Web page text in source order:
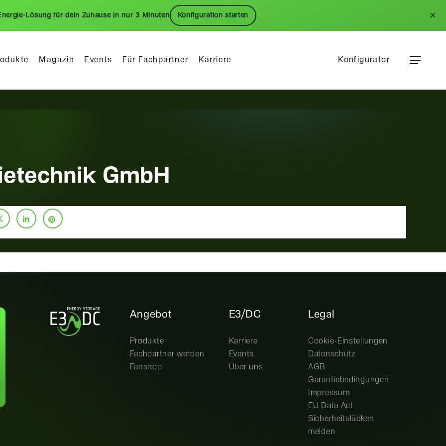
Lösung für dein Zuhause in nur 3 Minuten Konfiguration starten ×
Magazin Events Für Fachpartner Karriere Konfigurator Menu
GmbH
Angebot
Produkte
Fachpartner werden
Fanshop
E3/DC
Karriere
Events
Über uns
Legal
Cookie-Einstellungen
Datenschutz
AGB
Garantiebedingungen
Impressum
EU Data Act
Sicherheitslücken
melden